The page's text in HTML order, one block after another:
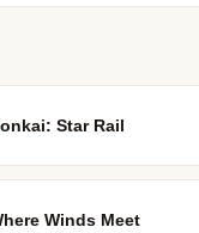
Star Rail
Winds Meet